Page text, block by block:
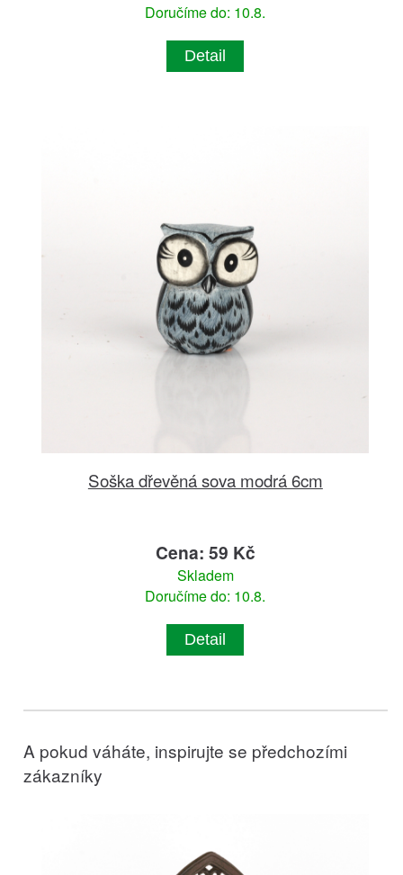
Doručíme do: 10.8.
Detail
Soška dřevěná sova modrá 6cm
Cena: 59 Kč
Skladem
Doručíme do: 10.8.
Detail
A pokud váháte, inspirujte se předchozími
zákazníky